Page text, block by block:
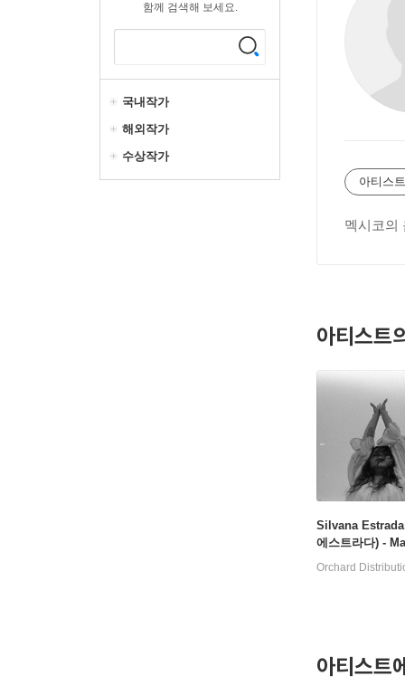
함께 검색해 보세요.
국내작가
해외작가
수상작가
아티스
멕시코의
아티스트
Silvana
에스트라다) -
[클리어 컬러 LP]
Orchard
아티스트